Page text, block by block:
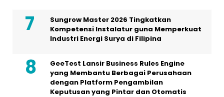
Sungrow Master 2026 Tingkatkan
Kompetensi Instalatur guna Memperkuat
Industri Energi Surya di Filipina
GeeTest Lansir Business Rules Engine
yang Membantu Berbagai Perusahaan
dengan Platform Pengambilan
Keputusan yang Pintar dan Otomatis